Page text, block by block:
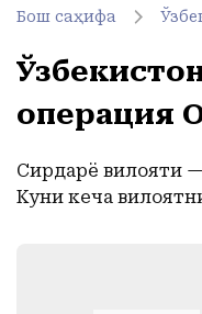
Бош саҳифа
операция
Сирдарё вилояти
Куни кеча